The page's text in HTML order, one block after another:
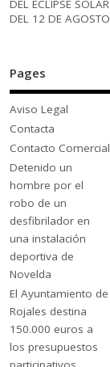
DEL ECLIPSE SOLAR
DEL 12 DE AGOSTO
Pages
Aviso Legal
Contacta
Contacto Comercial
Detenido un
hombre por el
robo de un
desfibrilador en
una instalación
deportiva de
Novelda
El Ayuntamiento de
Rojales destina
150.000 euros a
los presupuestos